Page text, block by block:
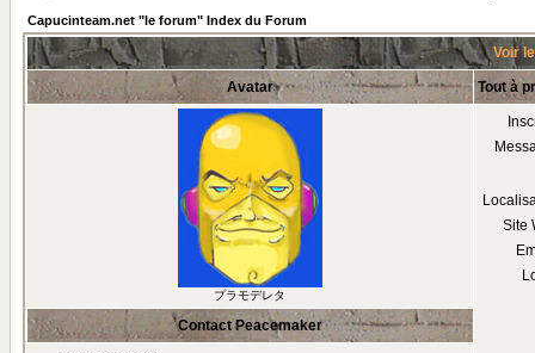
Capucinteam.net "le forum" Index du Forum
Voir
Avatar Tout à
プラモデレタ
Site
Contact Peacemaker